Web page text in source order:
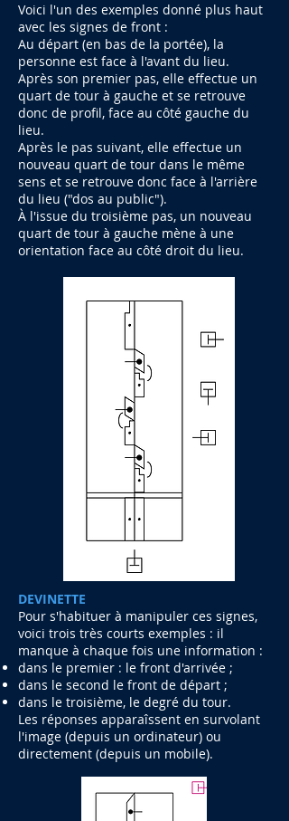
Voici l'un des exemples donné plus haut
avec les signes de front :
Au départ (en bas de la portée), la
personne est face à l'avant du lieu.
Après son premier pas, elle effectue un
quart de tour à gauche et se retrouve
donc de profil, face au côté gauche du
lieu.
Après le pas suivant, elle effectue un
nouveau quart de tour dans le même
sens et se retrouve donc face à l'arrière
du lieu ("dos au public").
À l'issue du troisième pas, un nouveau
quart de tour à gauche mène à une
orientation face au côté droit du lieu.​
DEVINETTE
Pour s'habituer à manipuler ces signes,
voici trois très courts exemples : il
manque à chaque fois une information :
dans le premier : le front d'arrivée ;
dans le second le front de départ ;
dans le troisième, le degré du tour.
Les réponses apparaîssent en survolant
l'image (depuis un ordinateur) ou
directement (depuis un mobile).